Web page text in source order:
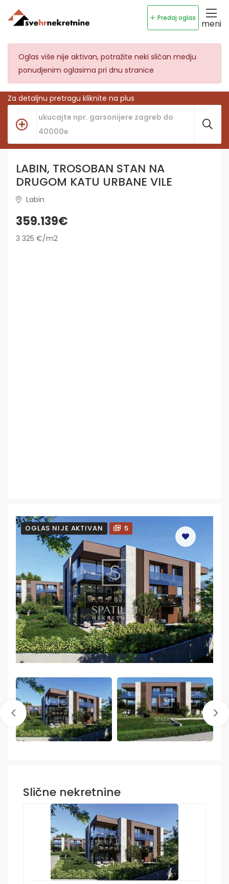
Predaj oglas
meni
Oglas više nije aktivan, potražite neki sličan medju
ponudjenim oglasima pri dnu stranice
Za detaljnu pretragu kliknite na plus
LABIN, TROSOBAN STAN NA
DRUGOM KATU URBANE VILE
Labin
359.139€
3 325 €/m2
OGLAS NIJE AKTIVAN 5
Slične nekretnine